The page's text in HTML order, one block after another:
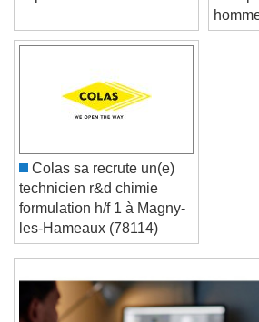
Text Edge Style
Font Family
Close Modal Dialog
End of dialog window.
Colas sa recrute un(e)
technicien r&d chimie
formulation h/f 1 à Magny-
les-Hameaux (78114)